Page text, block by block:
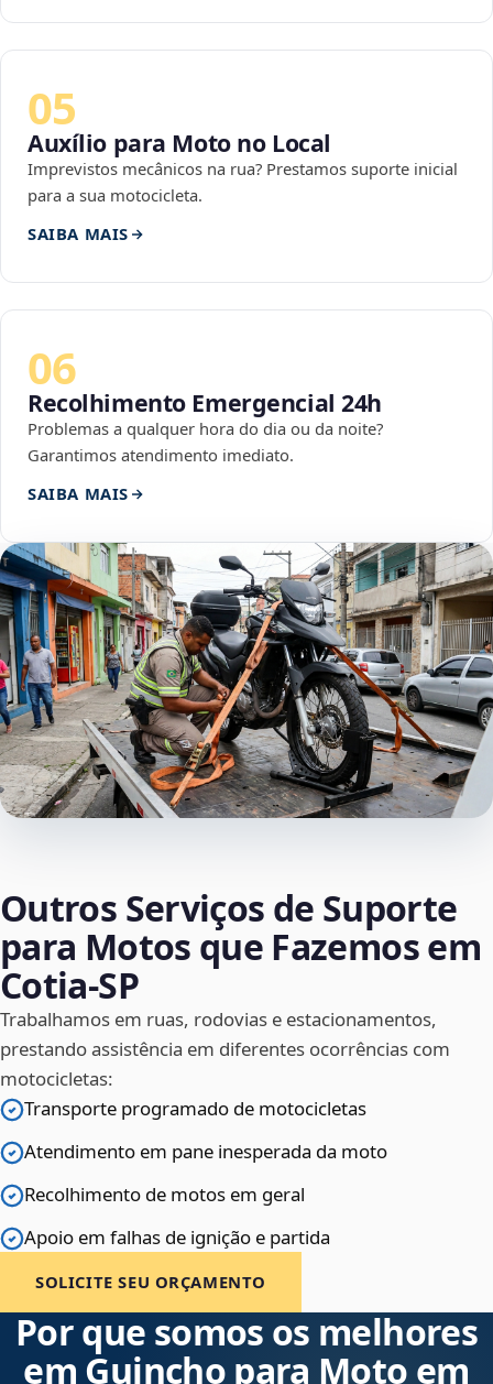
05
Auxílio para Moto no Local
Imprevistos mecânicos na rua? Prestamos suporte inicial
para a sua motocicleta.
SAIBA MAIS
06
Recolhimento Emergencial 24h
Problemas a qualquer hora do dia ou da noite?
Garantimos atendimento imediato.
SAIBA MAIS
Outros Serviços de Suporte
para Motos que Fazemos em
Cotia‑SP
Trabalhamos em ruas, rodovias e estacionamentos,
prestando assistência em diferentes ocorrências com
motocicletas:
Transporte programado de motocicletas
Atendimento em pane inesperada da moto
Recolhimento de motos em geral
Apoio em falhas de ignição e partida
SOLICITE SEU ORÇAMENTO
Por que somos os melhores
em Guincho para Moto em